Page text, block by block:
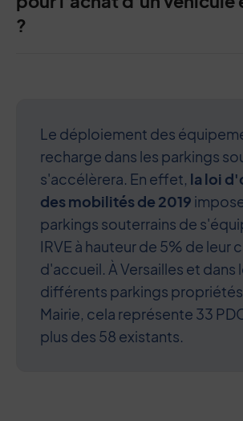
?
Le déploiement des
recharge dans les parkings
s'accélèrera. En effet, la loi
des mobilités de 2019
parkings souterrains de
IRVE à hauteur de 5% de leur
d'accueil. À Versailles et dans
différents parkings propriétés
Mairie, cela représente 33
plus des 58 existants.